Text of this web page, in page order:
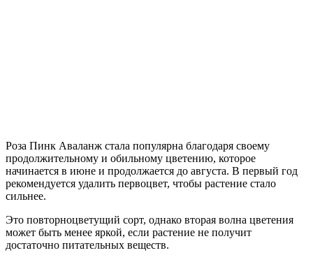
Роза Пинк Аваланж стала популярна благодаря своему
продолжительному и обильному цветению, которое
начинается в июне и продолжается до августа. В первый год
рекомендуется удалить первоцвет, чтобы растение стало
сильнее.
Это повторноцветущий сорт, однако вторая волна цветения
может быть менее яркой, если растение не получит
достаточно питательных веществ.